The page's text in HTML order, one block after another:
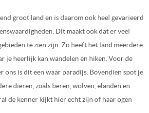
groot land en is daarom ook heel gevarieerd
Dit maakt ook dat er veel
te zien zijn. Zo heeft het land meerdere
je heerlijk kan wandelen en hiken. Voor de
ons is dit een waar paradijs. Bovendien spot je
dieren, zoals beren, wolven, elanden en
de kenner kijkt hier echt zijn of haar ogen